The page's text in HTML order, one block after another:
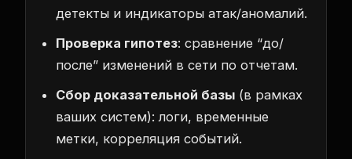
детекты и индикаторы атак/аномалий.
Проверка гипотез: сравнение “до/
после” изменений в сети по отчетам.
Сбор доказательной базы (в рамках
ваших систем): логи, временные
метки, корреляция событий.